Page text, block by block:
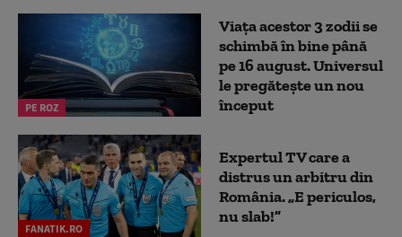
PE ROZ
Viața acestor 3 zodii se
schimbă în bine până
pe 16 august. Universul
le pregătește un nou
început
FANATIK.RO
Expertul TV care a
distrus un arbitru din
România. „E periculos,
nu slab!”